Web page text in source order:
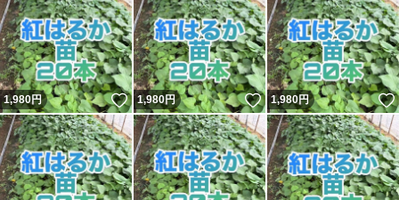
1,980円 いいね！
1,980円 いいね！
1,980円